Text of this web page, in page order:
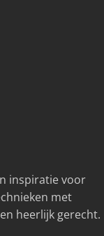
inspiratie voor
met
heerlijk gerecht.